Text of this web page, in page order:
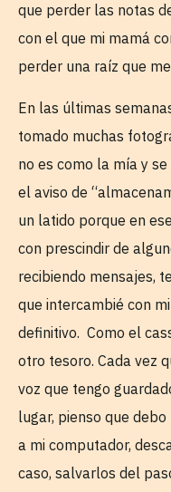
que perder las notas
con el que mi mamá
perder una raíz que
En las últimas
tomado muchas
no es como la mía y
el aviso de
un latido porque en
con prescindir de
recibiendo mensajes,
que intercambié con
definitivo. Como el
otro tesoro. Cada vez
voz que tengo
lugar, pienso que
a mi computador,
caso, salvarlos del